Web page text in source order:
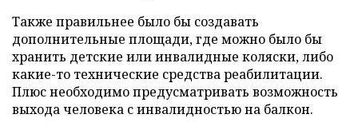
Также правильнее было бы создавать
дополнительные площади, где можно было бы
хранить детские или инвалидные коляски, либо
какие-то технические средства реабилитации.
Плюс необходимо предусматривать возможность
выхода человека с инвалидностью на балкон.